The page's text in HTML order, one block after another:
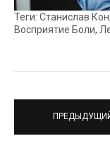
Теги: Станислав
Восприятие Боли,